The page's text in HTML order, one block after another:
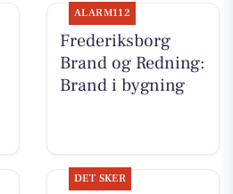
ALARM112
Frederiksborg
Brand og Redning:
Brand i bygning
DET SKER